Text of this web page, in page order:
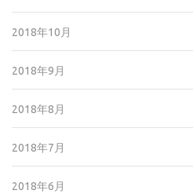
2018年10月
2018年9月
2018年8月
2018年7月
2018年6月